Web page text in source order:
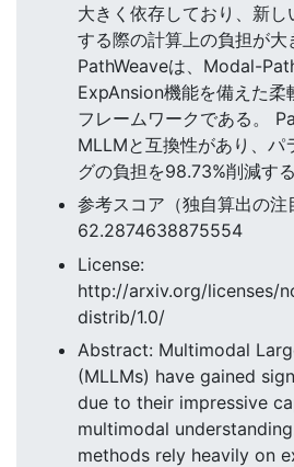
大きく依存しており、新
する際の計算上の負担が大
PathWeaveは、Modal-
ExpAnsion機能を備えた柔
フレームワークである。
MLLMと互換性があり、パ
グの負担を98.73%削減する
参考スコア（独自算出の注
62.2874638875554
License:
http://arxiv.org/licenses/
distrib/1.0/
Abstract: Multimodal
(MLLMs) have gained
due to their impressive
multimodal
methods rely heavily on